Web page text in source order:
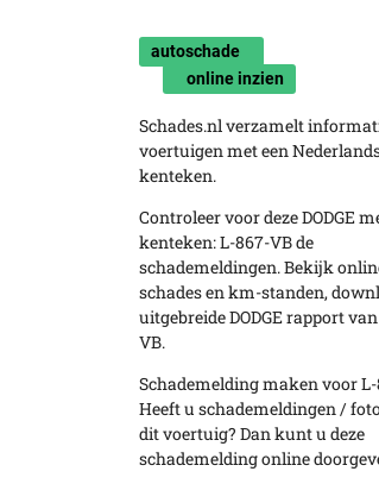
autoschade
online inzien
Schades.nl verzamelt
voertuigen met een
kenteken.
Controleer voor deze DODGE
kenteken: L-867-VB de
schademeldingen. Bekijk
schades en km-standen,
uitgebreide DODGE rapport
VB.
Schademelding maken voor L-
Heeft u schademeldingen /
dit voertuig? Dan kunt u deze
schademelding online